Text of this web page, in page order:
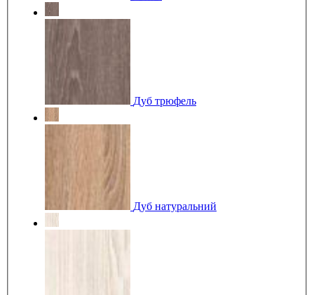
Дуб трюфель
Дуб натуральний